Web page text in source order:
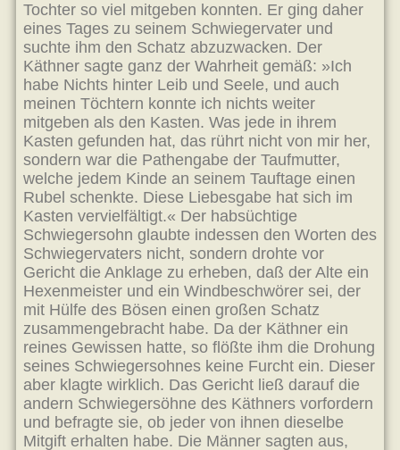
Tochter so viel mitgeben konnten. Er ging daher
eines Tages zu seinem Schwiegervater und
suchte ihm den Schatz abzuzwacken. Der
Käthner sagte ganz der Wahrheit gemäß: »Ich
habe Nichts hinter Leib und Seele, und auch
meinen Töchtern konnte ich nichts weiter
mitgeben als den Kasten. Was jede in ihrem
Kasten gefunden hat, das rührt nicht von mir her,
sondern war die Pathengabe der Taufmutter,
welche jedem Kinde an seinem Tauftage einen
Rubel schenkte. Diese Liebesgabe hat sich im
Kasten vervielfältigt.« Der habsüchtige
Schwiegersohn glaubte indessen den Worten des
Schwiegervaters nicht, sondern drohte vor
Gericht die Anklage zu erheben, daß der Alte ein
Hexenmeister und ein Windbeschwörer sei, der
mit Hülfe des Bösen einen großen Schatz
zusammengebracht habe. Da der Käthner ein
reines Gewissen hatte, so flößte ihm die Drohung
seines Schwiegersohnes keine Furcht ein. Dieser
aber klagte wirklich. Das Gericht ließ darauf die
andern Schwiegersöhne des Käthners vorfordern
und befragte sie, ob jeder von ihnen dieselbe
Mitgift erhalten habe. Die Männer sagten aus,